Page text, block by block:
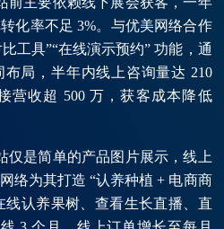
化率不足 3%。与优美网络合作
工具”“在线演示预约” 功能，通
布局，半年内线上咨询量达 210
营收超 500 万，获客成本降低
仅是简单的产品图片展示，线上
络为其打造 “认养种植 + 电商商
线认养果树、查看生长直播、直